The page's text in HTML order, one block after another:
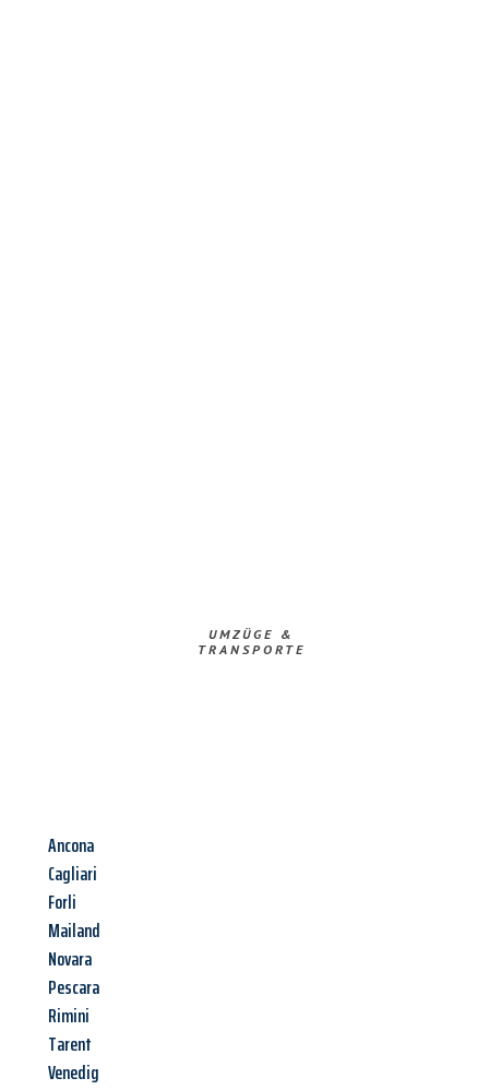
UMZÜGE &
TRANSPORTE
Ancona
Cagliari
Forli
Mailand
Novara
Pescara
Rimini
Tarent
Venedig